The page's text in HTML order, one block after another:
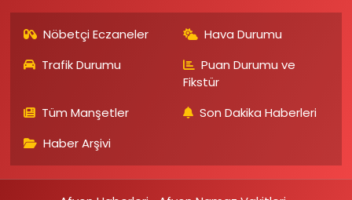
Nöbetçi Eczaneler
Hava Durumu
Trafik Durumu
Puan Durumu ve
Fikstür
Tüm Manşetler
Son Dakika Haberleri
Haber Arşivi